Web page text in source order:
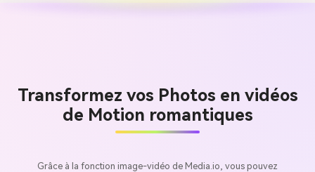
Transformez vos Photos en vidéos
de Motion romantiques
Grâce à la fonction image-vidéo de Media.io, vous pouvez